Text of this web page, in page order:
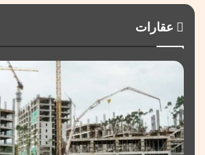
عقارات